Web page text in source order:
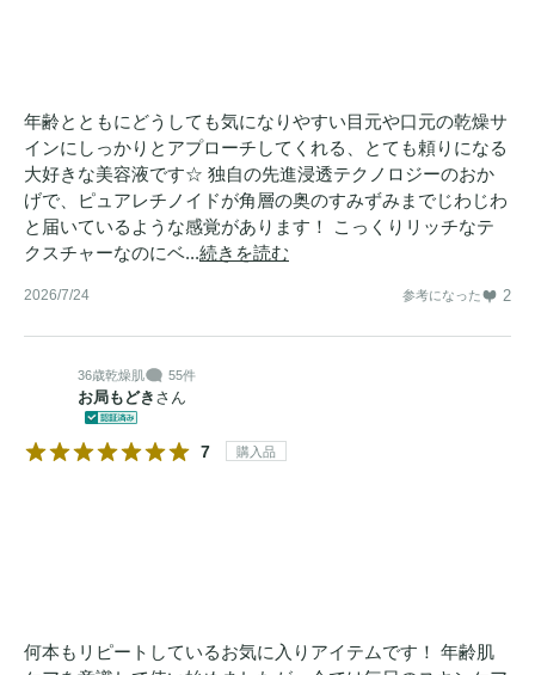
年齢とともにどうしても気になりやすい目元や口元の乾燥サ
インにしっかりとアプローチしてくれる、とても頼りになる
大好きな美容液です☆ 独自の先進浸透テクノロジーのおか
げで、ピュアレチノイドが角層の奥のすみずみまでじわじわ
と届いているような感覚があります！ こっくりリッチなテ
クスチャーなのにベ...続きを読む
2026/7/24 参考になった 2
36歳乾燥肌 55件
お局もどき さん
7 購入品
何本もリピートしているお気に入りアイテムです！ 年齢肌